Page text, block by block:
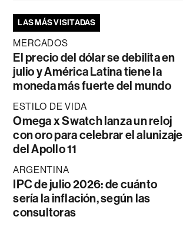
LAS MÁS VISITADAS
MERCADOS
El precio del dólar se debilita en
julio y América Latina tiene la
moneda más fuerte del mundo
ESTILO DE VIDA
Omega x Swatch lanza un reloj
con oro para celebrar el alunizaje
del Apollo 11
ARGENTINA
IPC de julio 2026: de cuánto
sería la inflación, según las
consultoras